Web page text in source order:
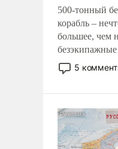
500-тонный
корабль –
большее, чем
безэкипажные
применение
стало
и ее
поднимет
возможности.
5